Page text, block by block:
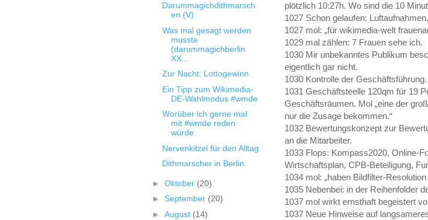
plötzlich 10:27h. Wo sind die 10
1027 Schon gelaufen:
1027 mol: „für wikimedia-welt
1029 mal zählen: 7 Frauen sehe ich.
1030 Mir unbekanntes Publikum
eigentlich gar nicht.
1030 Kontrolle der Geschäftsführung.
1031 Geschäftsteelle 120qm für 19
Geschäftsräumen. Mol „eine der
nur die Zusage bekommen.“
1032 Bewertungskonzept zur
an die Mitarbeiter.
1033 Flops: Kompass2020, Online-
Wirtschaftsplan, CPB-Beteiligung,
1034 mol: „haben Bildfilter-
1035 Nebenbei: in der Reihenfolder
1037 mol wirkt ernsthaft begeistert
1037 Neue Hinweise auf
Darummagichdithmarsch
en (V)
Was mal gesagt werden
musste
(darummagichberlin
XX...
Zur Nacht: Lottogewinn
Ein Tipp zum Wikimedia-
DE-Wahlmodus #wmde
Worüber ich gerne mal
mit #wmde reden
würde
Nervenkitzel für den Alltag
Dithmarscher in Berlin.
► Oktober (20)
► September (20)
► August (14)